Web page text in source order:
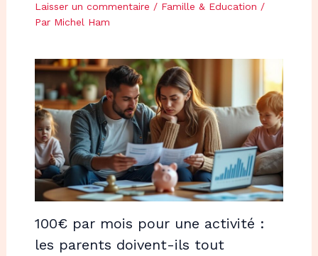
Laisser un commentaire / Famille & Education /
Par Michel Ham
100€ par mois pour une activité :
les parents doivent-ils tout